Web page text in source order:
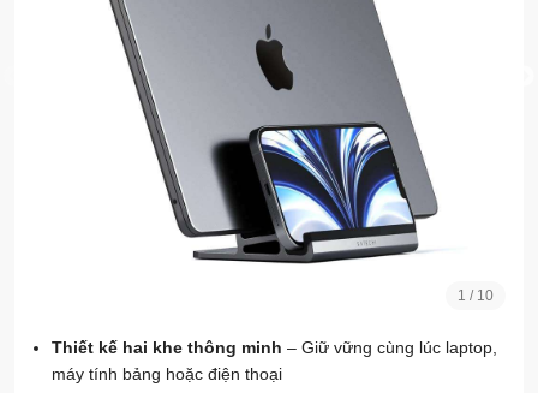
1 / 10
Thiết kế hai khe thông minh – Giữ vững cùng lúc laptop,
máy tính bảng hoặc điện thoại